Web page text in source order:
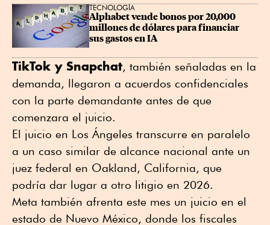
TECNOLOGÍA
Alphabet vende bonos por 20,000
millones de dólares para financiar
sus gastos en IA
TikTok y Snapchat, también señaladas en la
demanda, llegaron a acuerdos confidenciales
con la parte demandante antes de que
comenzara el juicio.
El juicio en Los Ángeles transcurre en paralelo
a un caso similar de alcance nacional ante un
juez federal en Oakland, California, que
podría dar lugar a otro litigio en 2026.
Meta también afrenta este mes un juicio en el
estado de Nuevo México, donde los fiscales